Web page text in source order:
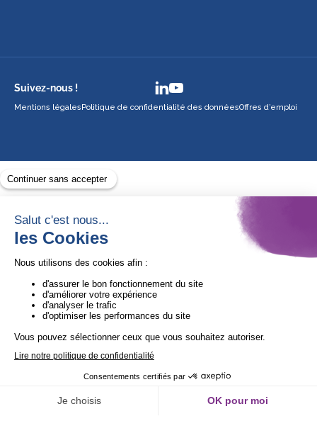
Suivez-nous !
Mentions légalesPolitique de confidentialité des donnéesOffres d’emploi
1ère Organisation de l’ESS certifiée Quali’OP